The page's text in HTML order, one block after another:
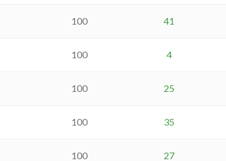
100 41
100 4
100 25
100 35
100 27